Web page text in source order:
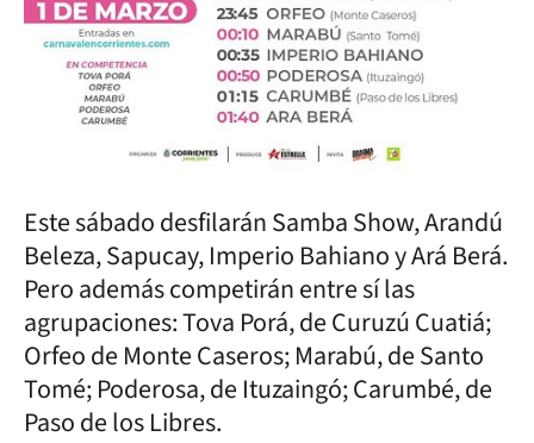
Este sábado desfilarán Samba Show, Arandú
Beleza, Sapucay, Imperio Bahiano y Ará Berá.
Pero además competirán entre sí las
agrupaciones: Tova Porá, de Curuzú Cuatiá;
Orfeo de Monte Caseros; Marabú, de Santo
Tomé; Poderosa, de Ituzaingó; Carumbé, de
Paso de los Libres.